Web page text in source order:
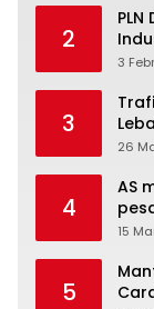
2
3
3
26
4
AS
15
5